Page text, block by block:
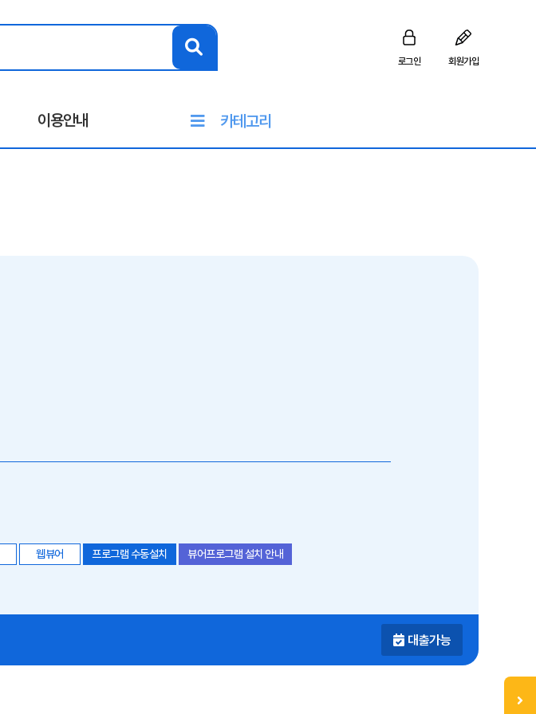
로그인 회원가입
이용안내 카테고리
웹뷰어 프로그램 수동설치 뷰어프로그램 설치 안내
대출가능